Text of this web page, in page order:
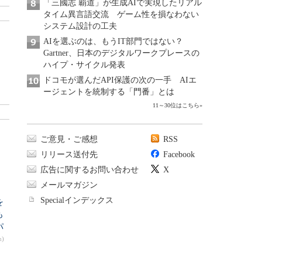
「三國志 覇道」が生成AIで実現したリアル
タイム異言語交流 ゲーム性を損なわない
システム設計の工夫
AIを選ぶのは、もうIT部門ではない？
Gartner、日本のデジタルワークプレースの
ハイプ・サイクル発表
ドコモが選んだAPI保護の次の一手 AIエ
ージェントを統制する「門番」とは
11～30位はこちら»
ご意見・ご感想
リリース送付先
広告に関するお問い合わせ
メールマガジン
Specialインデックス
RSS
Facebook
X